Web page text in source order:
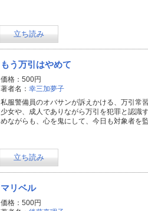
立ち読み
もう万引はやめて
価格：500円
著者名： 幸三加夢子
私服警備員のオバサンが訴えかける、万引常
少女や、成人でありながら万引を犯罪と認識
めながらも、心を鬼にして、今日も対象者を監
立ち読み
マリベル
価格：500円